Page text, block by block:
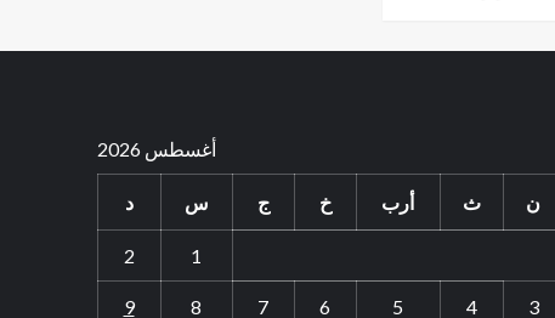
أغسطس 2026
ن ث أرب خ ج س د
1
2
3
4
5
6
7
8
9